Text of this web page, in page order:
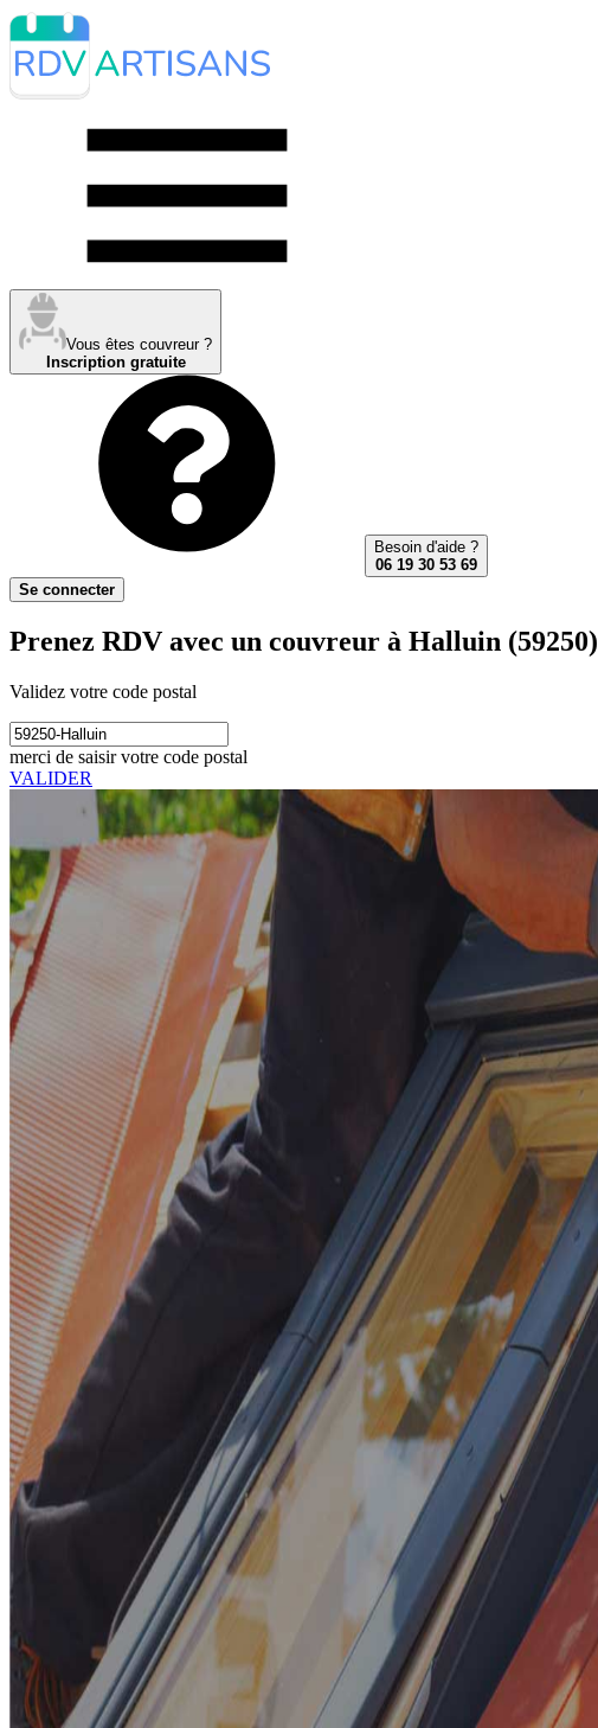
Vous êtes couvreur ?
Inscription gratuite
Besoin d'aide ?
06 19 30 53 69
Se connecter
Prenez RDV avec un couvreur à Halluin (59250)
Validez votre code postal
merci de saisir votre code postal
VALIDER